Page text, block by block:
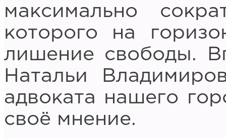
максимально
которого на
лишение свободы.
Натальи
адвоката нашего
своё мнение.